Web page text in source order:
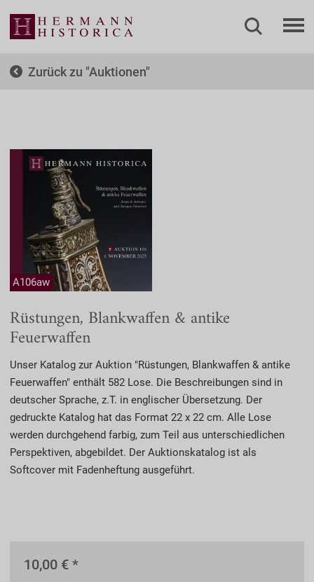
Zurück zu Auktionen
A106aw
Rüstungen, Blankwaffen & antike
Feuerwaffen
Unser Katalog zur Auktion "Rüstungen, Blankwaffen & antike
Feuerwaffen" enthält 582 Lose. Die Beschreibungen sind in
deutscher Sprache, z.T. in englischer Übersetzung. Der
gedruckte Katalog hat das Format 22 x 22 cm. Alle Lose
werden durchgehend farbig, zum Teil aus unterschiedlichen
Perspektiven, abgebildet. Der Auktionskatalog ist als
Softcover mit Fadenheftung ausgeführt.
10,00 € *